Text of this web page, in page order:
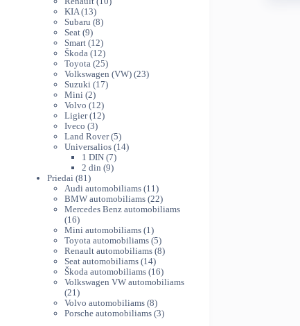
KIA 1313
produktų
Subaru 88
Seat 99
produktai
Smart 1212
produktų
Škoda 1212
produktų
Toyota 2525
produktai
Volkswagen (VW) 2323
Suzuki 1717
Mini 22
produktai
Volvo 1212
produktų
Ligier 1212
Iveco 33
produktai
Land Rover 55
produktai
Universalios 1414
1 DIN 77
produktai
2 din 99
Priedai 81 81
produktas
Audi automobiliams 11 11
produktų
BMW automobiliams 2222
produktai
Mercedes Benz automobiliams
1616
produktų
Mini automobiliams 1 1
produktas
Toyota automobiliams 55
produktai
Renault automobiliams 88
Seat automobiliams 1414
produktų
Škoda automobiliams 1616
produktų
Volkswagen VW automobiliams
21 21
produktas
Volvo automobiliams 88
produktai
Porsche automobiliams 33